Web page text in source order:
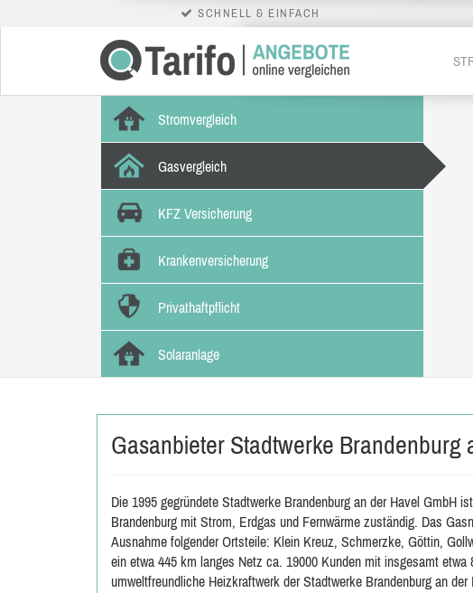
SCHNELL & EINFACH
Stromvergleich
Gasvergleich
KFZ Versicherung
Krankenversicherung
Privathaftpflicht
Solaranlage
Gasanbieter Stadtwerke Brandenburg
Die 1995 gegründete Stadtwerke Brandenburg an der Havel GmbH
Brandenburg mit Strom, Erdgas und Fernwärme zuständig. Das
Ausnahme folgender Ortsteile: Klein Kreuz, Schmerzke, Göttin,
ein etwa 445 km langes Netz ca. 19000 Kunden mit insgesamt
umweltfreundliche Heizkraftwerk der Stadtwerke Brandenburg an